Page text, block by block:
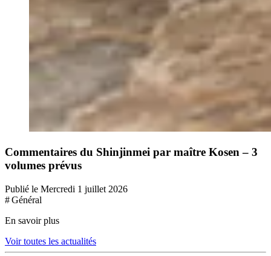
Commentaires du Shinjinmei par maître Kosen – 3
volumes prévus
Publié le Mercredi 1 juillet 2026
# Général
En savoir plus
Voir toutes les actualités